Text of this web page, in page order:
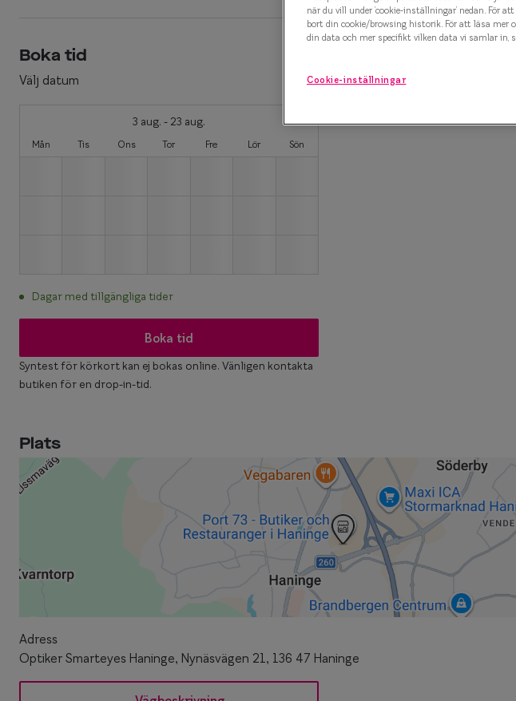
Efva Attling X Smarteyes
Smarteyes Summer Collection
Så väljer du rätt solglasögon
Boka tid
Välj datum
3 aug. - 23 aug.
Mån Tis Ons Tor Fre Lör Sön
Dagar med tillgängliga tider
Boka tid
Syntest för körkort kan ej bokas online. Vänligen kontakta
butiken för en drop-in-tid.
Lördag
Plats
Adress
Optiker Smarteyes Haninge, Nynäsvägen 21, 136 47 Haninge
när du vill under ’cookie-inställningar’ nedan. För
bort din cookie/browsing historik. För att läsa mer
din data och mer specifikt vilken data vi samlar in,
Cookie-inställningar